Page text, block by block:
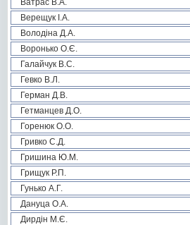
Ватрас В.А.
Верещук І.А.
Володіна Д.А.
Воронько О.Є.
Галайчук В.С.
Гевко В.Л.
Герман Д.В.
Гетманцев Д.О.
Горенюк О.О.
Гривко С.Д.
Гришина Ю.М.
Грищук Р.П.
Гунько А.Г.
Дануца О.А.
Дирдін М.Є.